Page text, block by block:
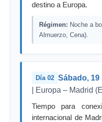
destino a Europa.
Régimen: Noche a
Almuerzo, Cena).
Día 02 Sábado, 19
| Europa – Madrid
Tiempo para
internacional de